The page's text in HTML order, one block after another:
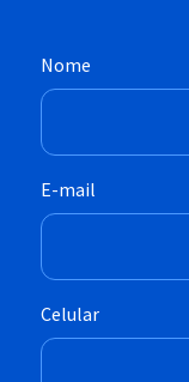
Nome
E-mail
Celular